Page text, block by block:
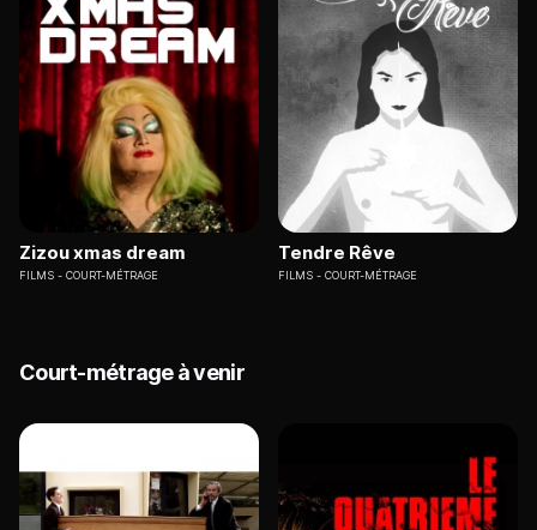
Zizou xmas dream
FILMS COURT-MÉTRAGE
Tendre Rêve
FILMS COURT-MÉTRAGE
Court-métrage à venir